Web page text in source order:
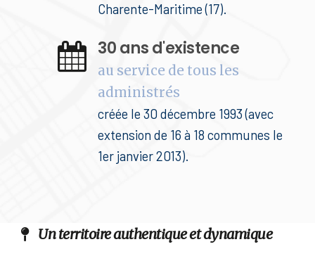
Charente-Maritime (17).
30 ans d'existence
au service de tous les
administrés
créée le 30 décembre 1993 (avec
extension de 16 à 18 communes le
1er janvier 2013).
Un territoire authentique et dynamique